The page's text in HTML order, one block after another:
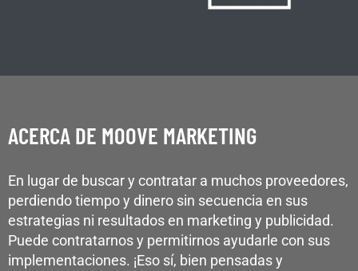
ACERCA DE MOOVE MARKETING
En lugar de buscar y contratar a muchos proveedores,
perdiendo tiempo y dinero sin secuencia en sus
estrategias ni resultados en marketing y publicidad.
Puede contratarnos y permitirnos ayudarle con sus
implementaciones. ¡Eso sí, bien pensadas y